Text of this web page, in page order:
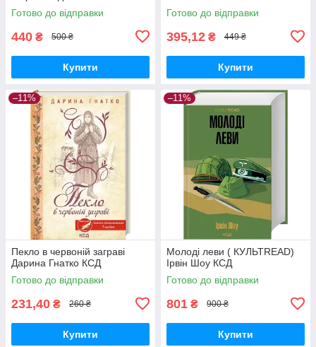
Готово до відправки
440 ₴ 500 ₴
Купити
Готово до відправки
395,12 ₴ 449 ₴
Купити
–11%
Пекло в червоній заграві
Дарина Гнатко КСД
Готово до відправки
231,40 ₴ 260 ₴
Купити
–11%
Молоді леви ( КУЛЬТREAD)
Ірвін Шоу КСД
Готово до відправки
801 ₴ 900 ₴
Купити